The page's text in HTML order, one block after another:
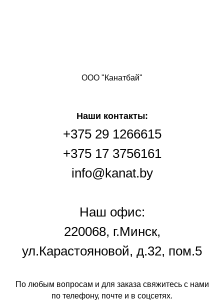
ООО "Канатбай"
Наши контакты:
+375 29 1266615
+375 17 3756161
info@kanat.by
Наш офис:
220068, г.Минск,
ул.Карастояновой, д.32, пом.5
По любым вопросам и для заказа свяжитесь с нами
по телефону, почте и в соцсетях.